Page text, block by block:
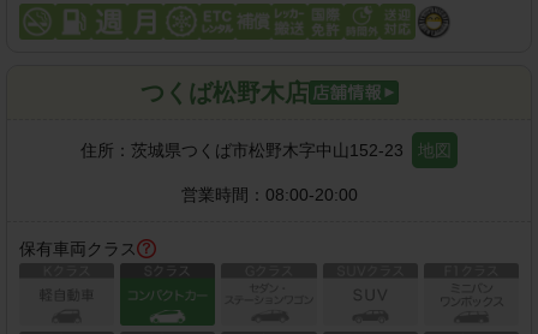
つくば松野木店
住所： 茨城県つくば市松野木字中山152-23 地図
営業時間： 08:00-20:00
保有車両クラス